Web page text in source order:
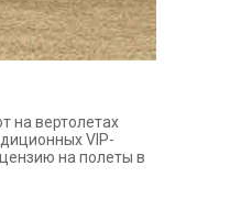
на вертолетах
VIP-
на полеты в